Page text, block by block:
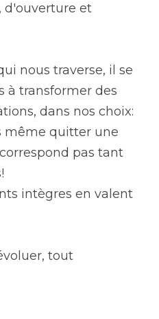
d'ouverture et
nous traverse, il se
à transformer des
dans nos choix:
même quitter une
pas tant
intègres en valent
tout